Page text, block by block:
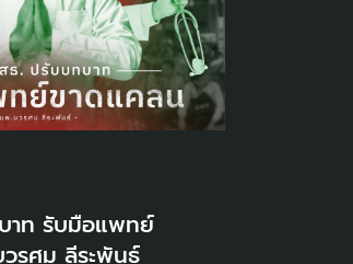
าท รับมือแพทย์
รศม ลีระพันธ์